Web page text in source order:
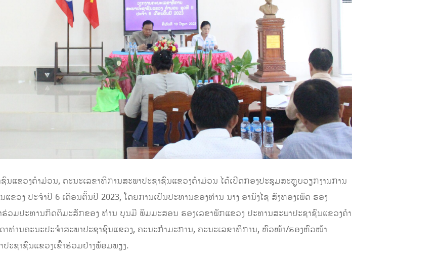
ນແຂວງຄໍາມ່ວນ, ຄະນະເລຂາທິການສະພາປະຊາຊົນແຂວງຄໍາມ່ວນ ໄດ້ເປີດກອງປະຊຸມສະຫຼຸບວຽກງານການ
ຂວງ ປະຈຳປີ 6 ເດືອນຕົ້ນປີ 2023, ໂດຍການເປັນປະທານຂອງທ່ານ ນາງ ອານົງໄຊ ສັງທອງເພັດ ຮອງ
ຮ່ວມປະທານກິດຕິມະສັກຂອງ ທ່ານ ບຸນມີ ພິມມະສອນ ຮອງເລຂາພັກແຂວງ ປະທານສະພາປະຊາຊົນແຂວງຄໍາ
ທ່ານຄະນະປະຈໍາສະພາປະຊາຊົນແຂວງ, ຄະນະກຳມະການ, ຄະນະເລຂາທິການ, ຫົວໜ້າ/ຮອງຫົວໜ້າ
ະຊາຊົນແຂວງເຂົ້າຮ່ວມຢ່າງພ້ອມພຽງ.